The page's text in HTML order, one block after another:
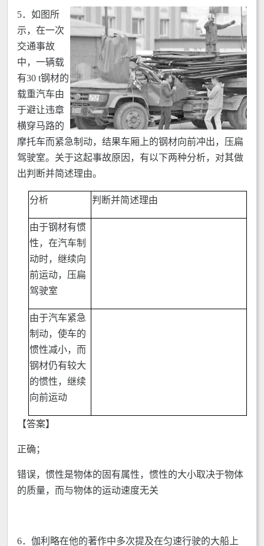
5． 如图所
示，在一次
交通事故
中，一辆载
有30 t钢材的
载重汽车由
于避让违章
横穿马路的
摩托车而紧急制动，结果车厢上的钢材向前冲出，压扁
驾驶室。关于这起事故原因，有以下两种分析，对其做
出判断并简述理由。
分析 判断并简述理由
由于钢材有惯
性，在汽车制
动时，继续向
前运动，压扁
驾驶室
由于汽车紧急
制动，使车的
惯性减小，而
钢材仍有较大
的惯性，继续
向前运动
【答案】
正确；
错误，惯性是物体的固有属性，惯性的大小取决于物体
的质量，而与物体的运动速度无关
6．伽利略在他的著作中多次提及在匀速行驶的大船上